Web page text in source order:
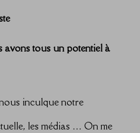
avons tous un potentiel à
inculque notre
les médias … On me